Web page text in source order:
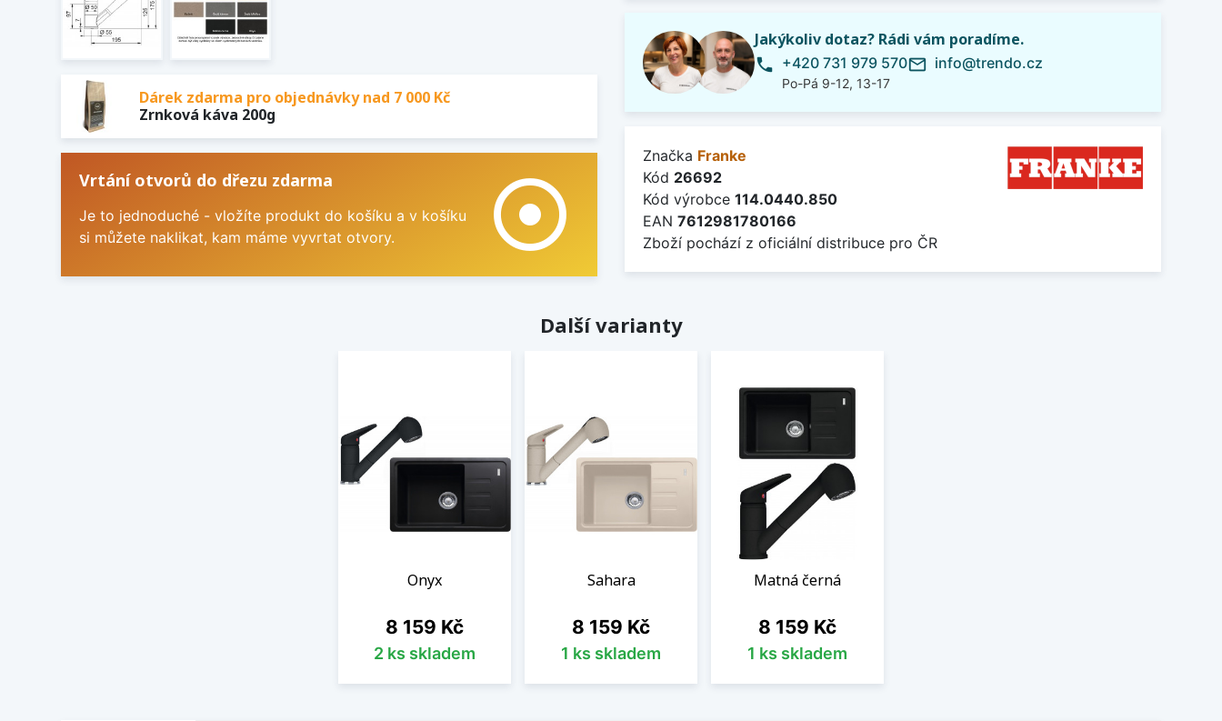
Dárek zdarma pro objednávky nad 7 000 Kč
Zrnková káva 200g
Vrtání otvorů do dřezu zdarma
Je to jednoduché - vložíte produkt do košíku a v košíku
si můžete naklikat, kam máme vyvrtat otvory.
adjust
Jakýkoliv dotaz? Rádi vám poradíme.
phone +420 731 979 570
Po-Pá 9-12, 13-17
mail_outline info@trendo.cz
Značka Franke
Kód 26692
Kód výrobce 114.0440.850
EAN 7612981780166
Zboží pochází z oficiální distribuce pro ČR
Další varianty
Onyx
Cena
8 159 Kč
2 ks skladem
Sahara
Cena
8 159 Kč
1 ks skladem
Matná černá
Cena
8 159 Kč
1 ks skladem